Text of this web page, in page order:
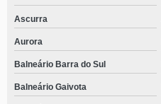
Ascurra
Aurora
Balneário Barra do Sul
Balneário Gaivota